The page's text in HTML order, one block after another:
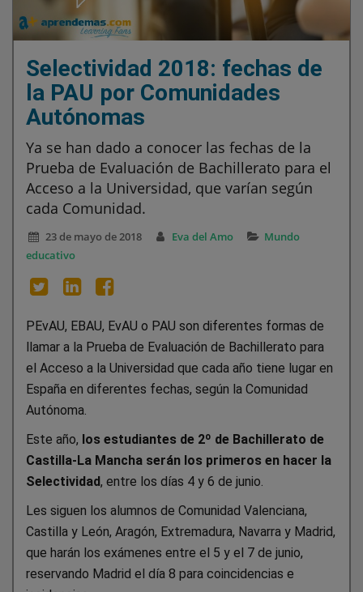
Selectividad 2018: fechas de
la PAU por Comunidades
Autónomas
Ya se han dado a conocer las fechas de la
Prueba de Evaluación de Bachillerato para el
Acceso a la Universidad, que varían según
cada Comunidad.
23 de mayo de 2018 Eva del Amo
Mundo
educativo
PEvAU, EBAU, EvAU o PAU son diferentes formas de
llamar a la Prueba de Evaluación de Bachillerato para
el Acceso a la Universidad que cada año tiene lugar en
España en diferentes fechas, según la Comunidad
Autónoma.
Este año, los estudiantes de 2º de Bachillerato de
Castilla-La Mancha serán los primeros en hacer la
Selectividad, entre los días 4 y 6 de junio.
Les siguen los alumnos de Comunidad Valenciana,
Castilla y León, Aragón, Extremadura, Navarra y Madrid,
que harán los exámenes entre el 5 y el 7 de junio,
reservando Madrid el día 8 para coincidencias e